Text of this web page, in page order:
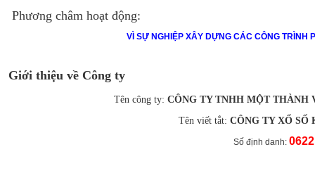
Phương châm hoạt động:
VÌ SỰ NGHIỆP XÂY DỰNG CÁC CÔNG TRÌNH
Giới thiệu về Công ty
Tên công ty: CÔNG TY TNHH MỘT THÀNH
Tên viết tắt: CÔNG TY XỔ SỐ
Số định danh: